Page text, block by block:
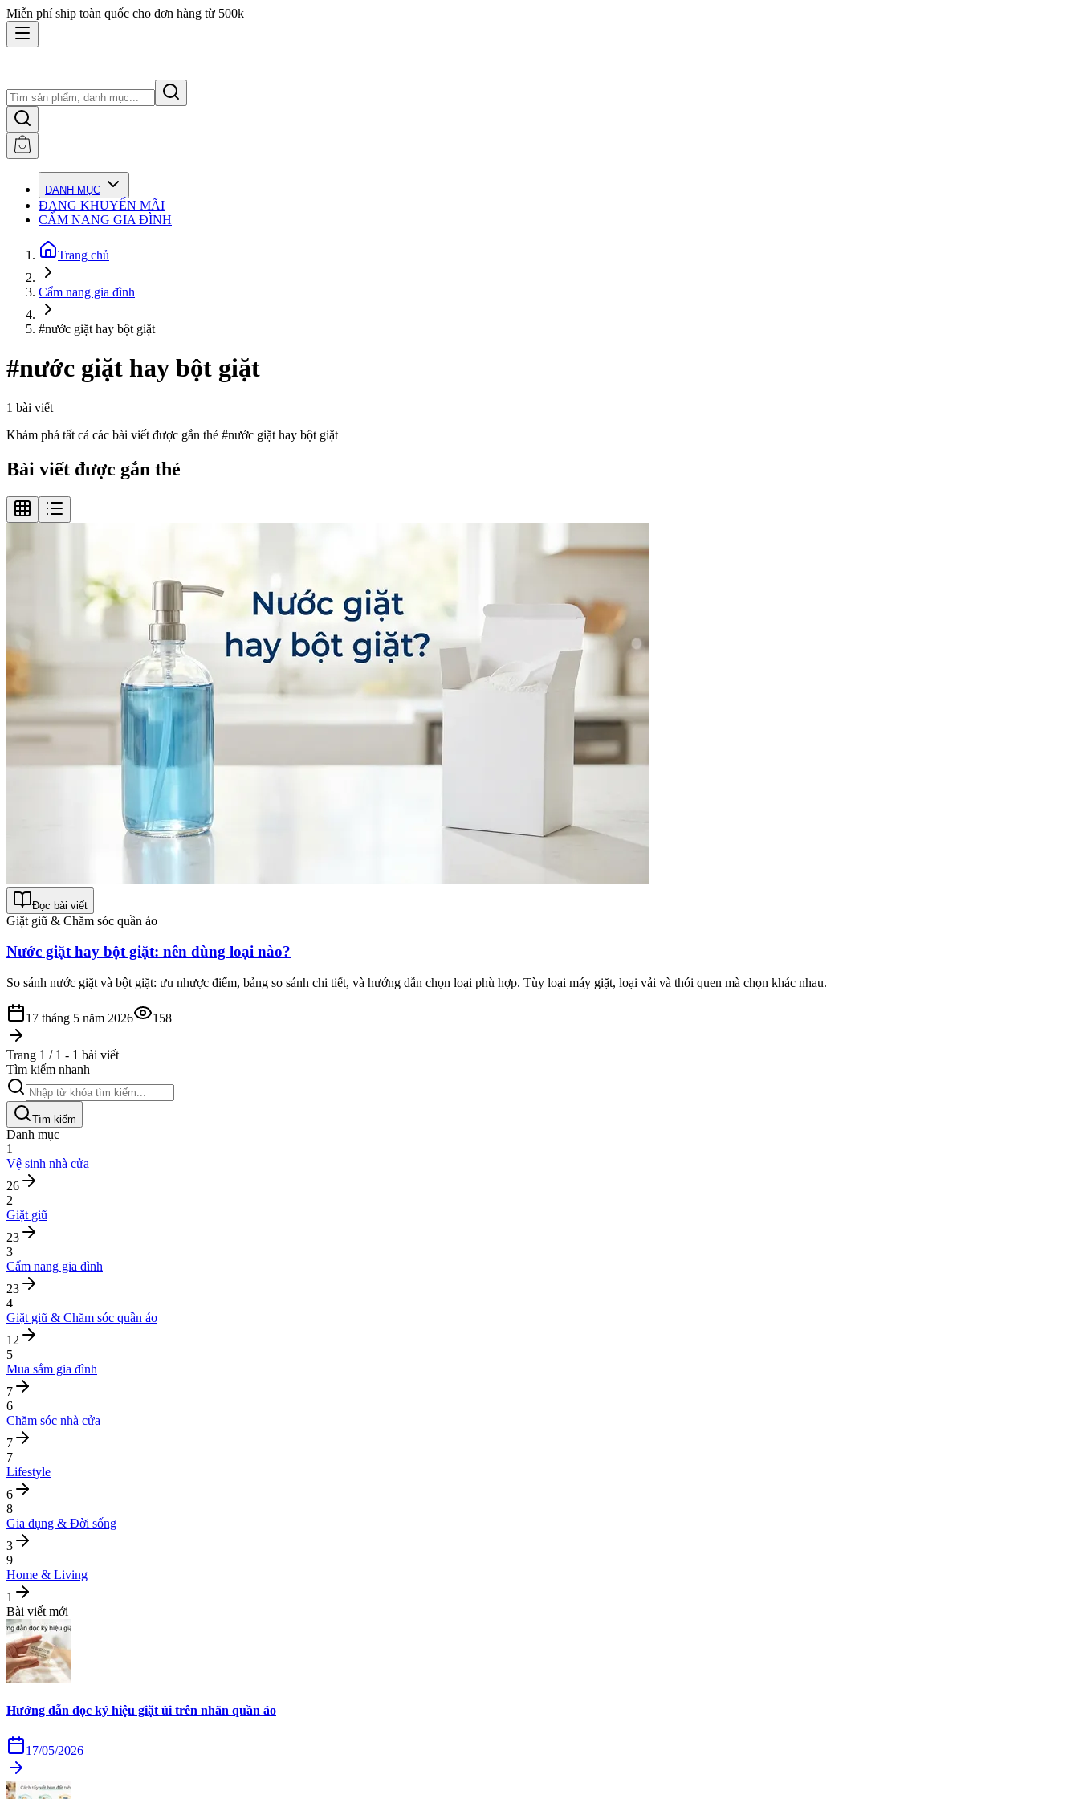
Miễn phí ship toàn quốc cho đơn hàng từ 500k
DANH MỤC
ĐANG KHUYẾN MÃI
CẨM NANG GIA ĐÌNH
Trang chủ
Cẩm nang gia đình
#nước giặt hay bột giặt
#nước giặt hay bột giặt
1 bài viết
Khám phá tất cả các bài viết được gắn thẻ #nước giặt hay bột giặt
Bài viết được gắn thẻ
Đọc bài viết
Giặt giũ & Chăm sóc quần áo
Nước giặt hay bột giặt: nên dùng loại nào?
So sánh nước giặt và bột giặt: ưu nhược điểm, bảng so sánh chi tiết, và hướng dẫn chọn loại phù hợp. Tùy loại máy giặt, loại vải và thói quen mà chọn khác nhau.
17 tháng 5 năm 2026 158
Trang 1 / 1 - 1 bài viết
Tìm kiếm nhanh
Tìm kiếm
Danh mục
1
Vệ sinh nhà cửa
26
2
Giặt giũ
23
3
Cẩm nang gia đình
23
4
Giặt giũ & Chăm sóc quần áo
12
5
Mua sắm gia đình
7
6
Chăm sóc nhà cửa
7
7
Lifestyle
6
8
Gia dụng & Đời sống
3
9
Home & Living
1
Bài viết mới
Hướng dẫn đọc ký hiệu giặt ủi trên nhãn quần áo
17/05/2026